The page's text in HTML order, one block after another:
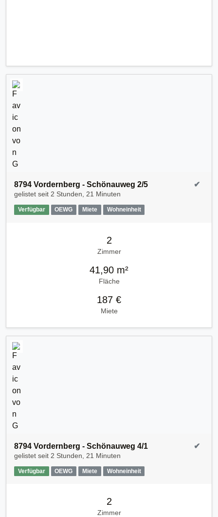
8794 Vordernberg - Schönauweg 2/5
gelistet seit 2 Stunden, 21 Minuten
Verfügbar OEWG Miete Wohneinheit
✔
2
Zimmer
41,90 m²
Fläche
187 €
Miete
8794 Vordernberg - Schönauweg 4/1
gelistet seit 2 Stunden, 21 Minuten
Verfügbar OEWG Miete Wohneinheit
✔
2
Zimmer